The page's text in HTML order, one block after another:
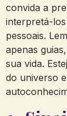
convida a
interpretá-
pessoais.
apenas
sua vida.
do universo